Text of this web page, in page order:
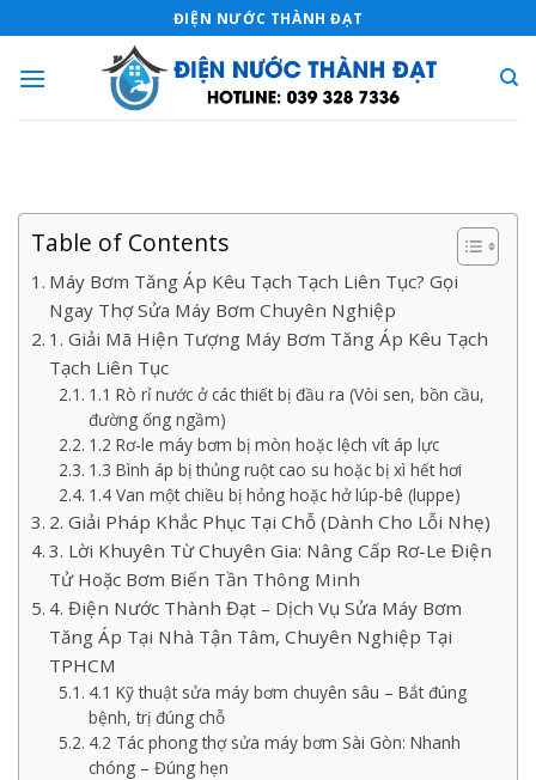
to
content
ĐIỆN NƯỚC THÀNH ĐẠT
Table of Contents
Máy Bơm Tăng Áp Kêu Tạch Tạch Liên Tục? Gọi
Ngay Thợ Sửa Máy Bơm Chuyên Nghiệp
1. Giải Mã Hiện Tượng Máy Bơm Tăng Áp Kêu Tạch
Tạch Liên Tục
1.1 Rò rỉ nước ở các thiết bị đầu ra (Vòi sen, bồn cầu,
đường ống ngầm)
1.2 Rơ-le máy bơm bị mòn hoặc lệch vít áp lực
1.3 Bình áp bị thủng ruột cao su hoặc bị xì hết hơi
1.4 Van một chiều bị hỏng hoặc hở lúp-bê (luppe)
2. Giải Pháp Khắc Phục Tại Chỗ (Dành Cho Lỗi Nhẹ)
3. Lời Khuyên Từ Chuyên Gia: Nâng Cấp Rơ-Le Điện
Tử Hoặc Bơm Biến Tần Thông Minh
4. Điện Nước Thành Đạt – Dịch Vụ Sửa Máy Bơm
Tăng Áp Tại Nhà Tận Tâm, Chuyên Nghiệp Tại
TPHCM
4.1 Kỹ thuật sửa máy bơm chuyên sâu – Bắt đúng
bệnh, trị đúng chỗ
4.2 Tác phong thợ sửa máy bơm Sài Gòn: Nhanh
chóng – Đúng hẹn